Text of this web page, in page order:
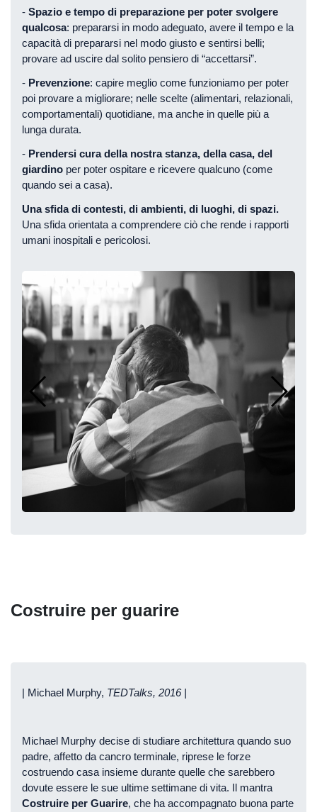
- Spazio e tempo di preparazione per poter svolgere
qualcosa: prepararsi in modo adeguato, avere il tempo e la
capacità di prepararsi nel modo giusto e sentirsi belli;
provare ad uscire dal solito pensiero di “accettarsi”.
- Prevenzione: capire meglio come funzioniamo per poter
poi provare a migliorare; nelle scelte (alimentari, relazionali,
comportamentali) quotidiane, ma anche in quelle più a
lunga durata.
- Prendersi cura della nostra stanza, della casa, del
giardino per poter ospitare e ricevere qualcuno (come
quando sei a casa).
Una sfida di contesti, di ambienti, di luoghi, di spazi.
Una sfida orientata a comprendere ciò che rende i rapporti
umani inospitali e pericolosi.
Costruire per guarire
| Michael Murphy, TEDTalks, 2016 |
Michael Murphy decise di studiare architettura quando suo
padre, affetto da cancro terminale, riprese le forze
costruendo casa insieme durante quelle che sarebbero
dovute essere le sue ultime settimane di vita. Il mantra
Costruire per Guarire, che ha accompagnato buona parte